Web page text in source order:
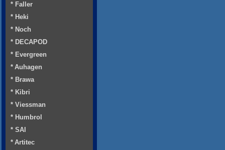
* Faller
* Heki
* Noch
* DECAPOD
* Evergreen
* Auhagen
* Brawa
* Kibri
* Viessman
* Humbrol
* SAI
* Artitec